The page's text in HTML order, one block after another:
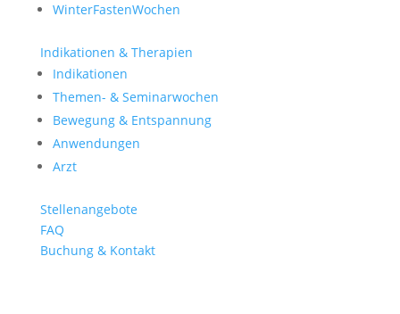
WinterFastenWochen
Indikationen & Therapien
Indikationen
Themen- & Seminarwochen
Bewegung & Entspannung
Anwendungen
Arzt
Stellenangebote
FAQ
Buchung & Kontakt